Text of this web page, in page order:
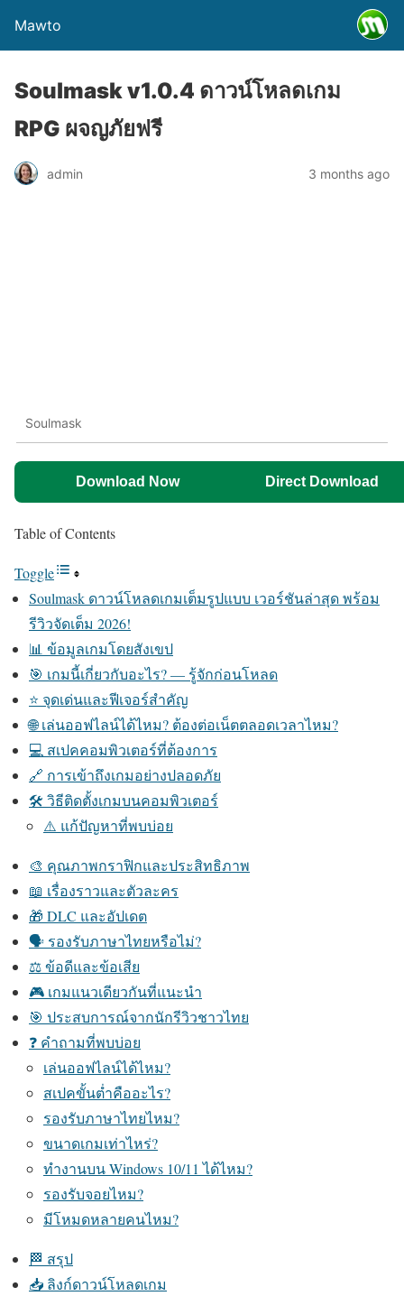
Mawto
Soulmask v1.0.4 ดาวน์โหลดเกม
RPG ผจญภัยฟรี
admin 3 months ago
Soulmask
Download Now Direct Download
Table of Contents
Toggle
Soulmask ดาวน์โหลดเกมเต็มรูปแบบ เวอร์ชันล่าสุด พร้อม
รีวิวจัดเต็ม 2026!
📊 ข้อมูลเกมโดยสังเขป
🎯 เกมนี้เกี่ยวกับอะไร? — รู้จักก่อนโหลด
⭐ จุดเด่นและฟีเจอร์สำคัญ
🌐 เล่นออฟไลน์ได้ไหม? ต้องต่อเน็ตตลอดเวลาไหม?
💻 สเปคคอมพิวเตอร์ที่ต้องการ
🔗 การเข้าถึงเกมอย่างปลอดภัย
🛠️ วิธีติดตั้งเกมบนคอมพิวเตอร์
⚠️ แก้ปัญหาที่พบบ่อย
🎨 คุณภาพกราฟิกและประสิทธิภาพ
📖 เรื่องราวและตัวละคร
🎁 DLC และอัปเดต
🗣️ รองรับภาษาไทยหรือไม่?
⚖️ ข้อดีและข้อเสีย
🎮 เกมแนวเดียวกันที่แนะนำ
🎯 ประสบการณ์จากนักรีวิวชาวไทย
❓ คำถามที่พบบ่อย
เล่นออฟไลน์ได้ไหม?
สเปคขั้นต่ำคืออะไร?
รองรับภาษาไทยไหม?
ขนาดเกมเท่าไหร่?
ทำงานบน Windows 10/11 ได้ไหม?
รองรับจอยไหม?
มีโหมดหลายคนไหม?
🏁 สรุป
📥 ลิงก์ดาวน์โหลดเกม